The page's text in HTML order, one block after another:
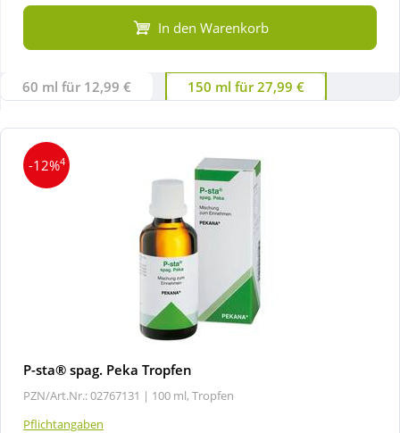
Tierbedarf
Wellness
In den Warenkorb
60 ml für 12,99 € 150 ml für 27,99 €
-12%4
P-sta® spag. Peka Tropfen
PZN/Art.Nr.: 02767131 | 100 ml, Tropfen
Pflichtangaben